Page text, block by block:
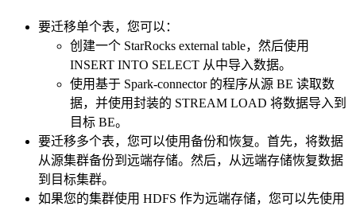
要迁移单个表，您可以：
创建一个 StarRocks external table，然后使用
INSERT INTO SELECT 从中导入数据。
使用基于 Spark-connector 的程序从源 BE 读取数
据，并使用封装的 STREAM LOAD 将数据导入到
目标 BE。
要迁移多个表，您可以使用备份和恢复。首先，将数据
从源集群备份到远端存储。然后，从远端存储恢复数据
到目标集群。
如果您的集群使用 HDFS 作为远端存储，您可以先使用